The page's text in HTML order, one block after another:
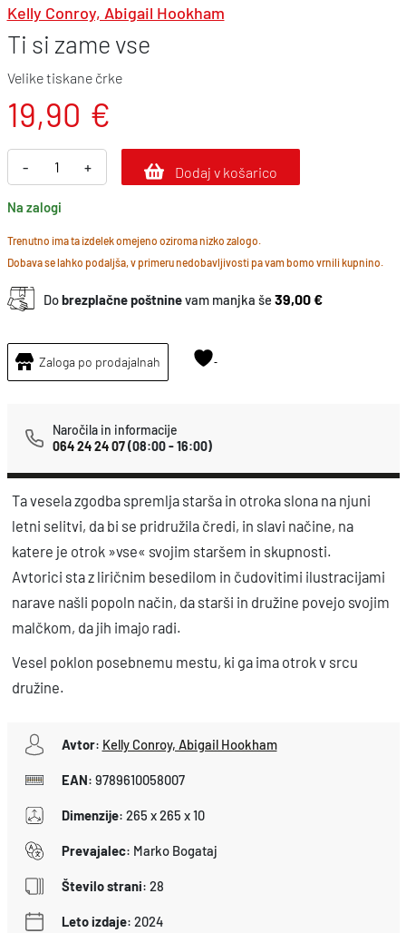
Kelly Conroy, Abigail Hookham
Ti si zame vse
Velike tiskane črke
19,90 €
-
i
s
i
z
a
e
o
č
n
a
+ Dodaj v košarico
Na zalogi
Trenutno ima ta izdelek omejeno oziroma nizko zalogo.
Dobava se lahko podaljša, v primeru nedobavljivosti pa vam bomo vrnili kupnino.
Dobrezplačne poštninevam manjka še39,00 €
Zaloga po prodajalnah
Naročila in informacije
064 24 24 07(08:00 - 16:00)
Ta vesela zgodba spremlja starša in otroka slona na njuni
letni selitvi, da bi se pridružila čredi, in slavi načine, na
katere je otrok »vse« svojim staršem in skupnosti.
Avtorici sta z liričnim besedilom in čudovitimi ilustracijami
narave našli popoln način, da starši in družine povejo svojim
malčkom, da jih imajo radi.
Vesel poklon posebnemu mestu, ki ga ima otrok v srcu
družine.
Avtor: Kelly Conroy, Abigail Hookham
EAN: 9789610058007
Dimenzije: 265 x 265 x 10
Prevajalec: Marko Bogataj
Število strani: 28
Leto izdaje: 2024